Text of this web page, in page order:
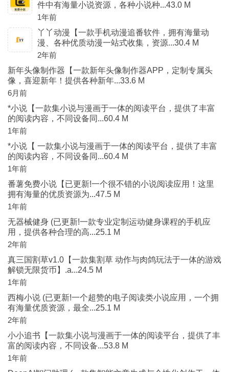
件中有海量小说资源，各种小说种...43.0 M
1年前
丫丫动漫【一款手机动漫追番软件，拥有海量动
漫、各种优质动漫一站式收集，资源...30.4 M
2年前
新年头像制作器【一款新年头像制作器APP，定制专属头
像，喜迎新年！提供各种新年...33.6 M
6月前
*小说【一款集小说与漫画于一体的阅读平台，提供了丰富
的阅读内容，不同设备同...60.4 M
1年前
*小说【 一款集小说与漫画于一体的阅读平台，提供了丰富
的阅读内容，不同设备同...60.4 M
1年前
番薯免费小说【已更新!一个很不错的小说阅读应用！这里
拥有海量的优质资源为...47.5 M
1年前
无器械健身 (已更新!一款专业定制运动健身课程的手机应
用，提供各种合理的高...25.1 M
2年前
真三国割草v1.0【一款集割草 动作与肉鸽玩法于一体的游戏
解锁无限货币】.a...24.5 M
1年前
西梅小说 (已更新!一个超赞的电子阅读类小说应用，一个拥
有海量优质资源，最全...25.1 M
2年前
小小追书【一款集小说与漫画于一体的阅读平台，提供了丰
富的阅读内容，不同设备...53.8 M
1年前